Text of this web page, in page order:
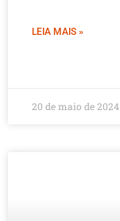
LEIA MAIS »
20 de maio de 2024